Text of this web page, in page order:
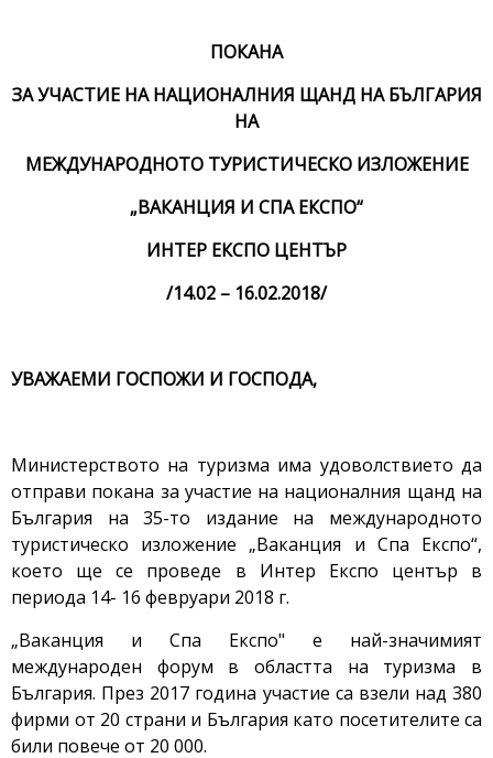
ПОКАНА
ЗА УЧАСТИЕ НА НАЦИОНАЛНИЯ ЩАНД НА БЪЛГАРИЯ
НА
МЕЖДУНАРОДНОТО ТУРИСТИЧЕСКО ИЗЛОЖЕНИЕ
„ВАКАНЦИЯ И СПА ЕКСПО“
ИНТЕР ЕКСПО ЦЕНТЪР
/14.02 – 16.02.2018/
УВАЖАЕМИ ГОСПОЖИ И ГОСПОДА,
Министерството на туризма има удоволствието да
отправи покана за участие на националния щанд на
България на 35-то издание на международното
туристическо изложение „Ваканция и Спа Експо“,
което ще се проведе в Интер Експо център в
периода 14- 16 февруари 2018 г.
„Ваканция и Спа Експо" е най-значимият
международен форум в областта на туризма в
България. През 2017 година участие са взели над 380
фирми от 20 страни и България като посетителите са
били повече от 20 000.